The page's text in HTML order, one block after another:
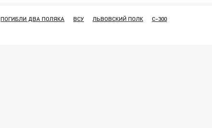
ПОГИБЛИ ДВА ПОЛЯКА ВСУ ЛЬВОВСКИЙ ПОЛК
С-300